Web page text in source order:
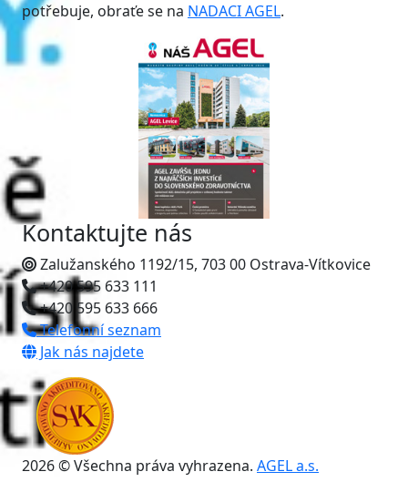
potřebuje, obraťe se na NADACI AGEL.
Kontaktujte nás
Zalužanského 1192/15, 703 00 Ostrava-Vítkovice
+420 595 633 111
+420 595 633 666
Telefonní seznam
Jak nás najdete
2026 © Všechna práva vyhrazena. AGEL a.s.